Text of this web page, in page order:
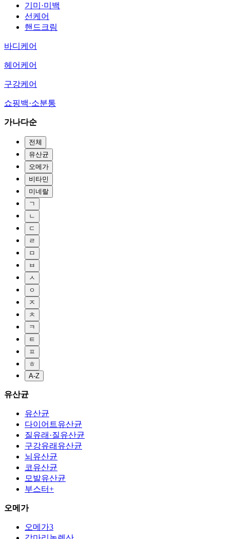
기미·미백
선케어
핸드크림
바디케어
헤어케어
구강케어
쇼핑백·소분통
가나다순
전체
유산균
오메가
비타민
미네랄
ㄱ
ㄴ
ㄷ
ㄹ
ㅁ
ㅂ
ㅅ
ㅇ
ㅈ
ㅊ
ㅋ
ㅌ
ㅍ
ㅎ
A-Z
유산균
유산균
다이어트유산균
질유래·질유산균
구강유래유산균
뇌유산균
코유산균
모발유산균
부스터+
오메가
오메가3